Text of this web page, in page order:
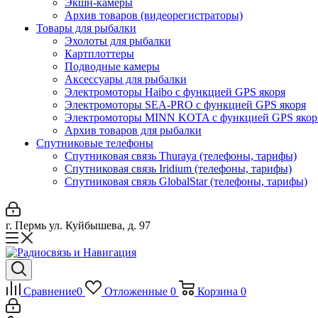
Экшн-камеры
Архив товаров (видеорегистраторы)
Товары для рыбалки
Эхолоты для рыбалки
Картплоттеры
Подводные камеры
Аксессуары для рыбалки
Электромоторы Haibo с функцией GPS якоря
Электромоторы SEA-PRO с функцией GPS якоря
Электромоторы MINN KOTA с функцией GPS
Архив товаров для рыбалки
Спутниковые телефоны
Спутниковая связь Thuraya (телефоны, тарифы)
Спутниковая связь Iridium (телефоны, тарифы)
Спутниковая связь GlobalStar (телефоны, тарифы)
г. Пермь ул. Куйбышева, д. 97
Сравнение0 Отложенные 0 Корзина 0